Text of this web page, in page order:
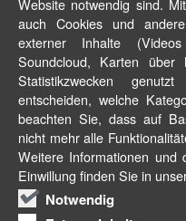
Website notwendig sind.
auch Cookies und
externer Inhalte
Soundcloud, Karten
Statistikzwecken
entscheiden, welche
beachten Sie, dass auf
nicht mehr alle
Weitere Informationen und
Einwillung finden Sie in
Notwendig